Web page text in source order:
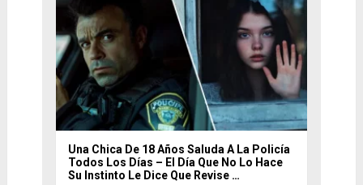
Una Chica De 18 Años Saluda A La Policía
Todos Los Días – El Día Que No Lo Hace
Su Instinto Le Dice Que Revise …